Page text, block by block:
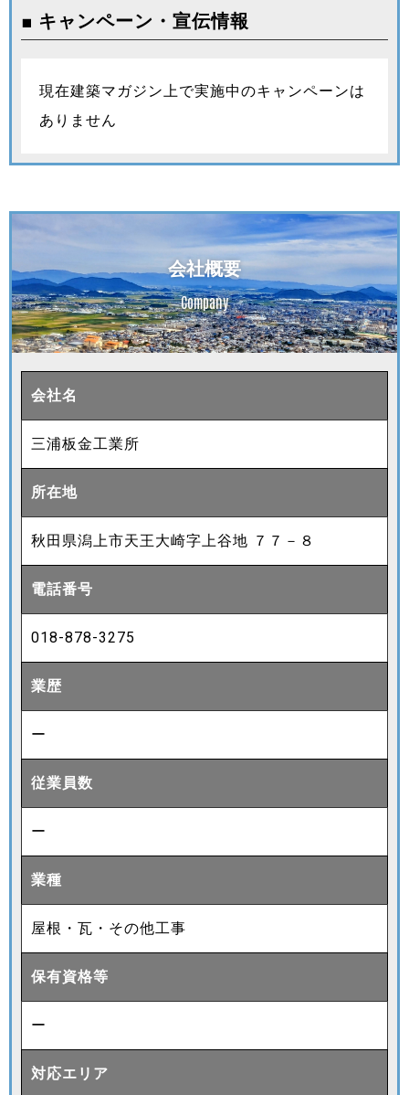
■ キャンペーン・宣伝情報
現在建築マガジン上で実施中のキャンペーンは
ありません
会社概要
Company
会社名
三浦板金工業所
所在地
秋田県潟上市天王大崎字上谷地 ７７－８
電話番号
018-878-3275
業歴
ー
従業員数
ー
業種
屋根・瓦・その他工事
保有資格等
ー
対応エリア